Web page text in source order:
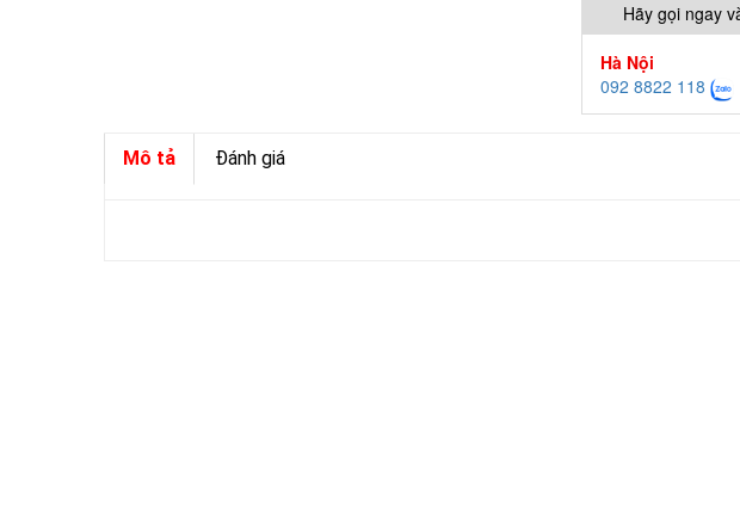
Hãy gọi ngay
Hà Nội
092 8822 118
Mô tả Đánh giá